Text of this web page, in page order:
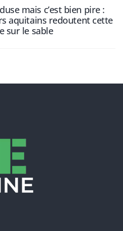
mais c’est bien pire :
aquitains redoutent cette
sur le sable